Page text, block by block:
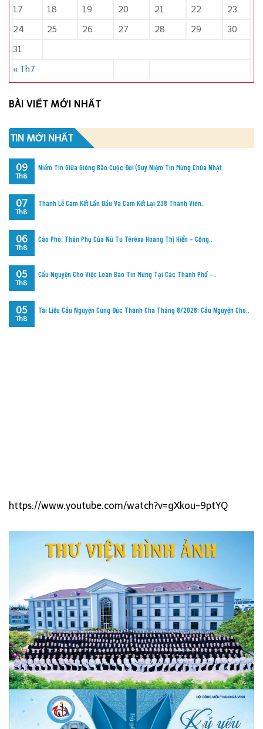
« Th7
17
18 19 20 21 22
23
24
25 26 27 28 29
30
31
BÀI VIẾT MỚI NHẤT
TIN MỚI NHẤT
Niềm Tin Giữa Giông Bão Cuộc Đời (Suy Niệm Tin Mừng Chúa Nhật..
09
Th8
Thánh Lễ Cam Kết Lần Đầu Và Cam Kết Lại 238 Thành Viên..
07
Th8
Cáo Phó: Thân Phụ Của Nữ Tu Têrêxa Hoàng Thị Hiển – Cộng..
06
Th8
Cầu Nguyện Cho Việc Loan Báo Tin Mừng Tại Các Thành Phố –..
05
Th8
Tài Liệu Cầu Nguyện Cùng Đức Thánh Cha Tháng 8/2026: Cầu Nguyện Cho..
05
Th8
https://www.youtube.com/watch?v=gXkou-9ptYQ